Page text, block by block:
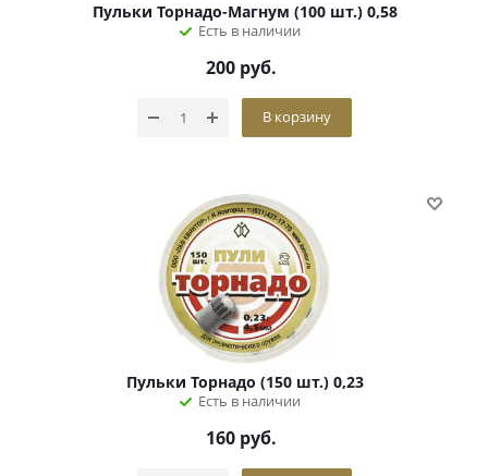
Пульки Торнадо-Магнум (100 шт.) 0,58
Есть в наличии
200руб.
В корзину
Пульки Торнадо (150 шт.) 0,23
Есть в наличии
160руб.